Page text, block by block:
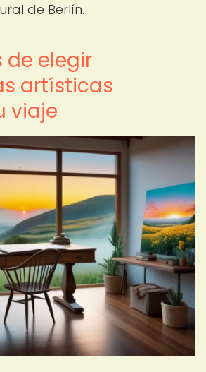
de Berlín.
de elegir
artísticas
viaje